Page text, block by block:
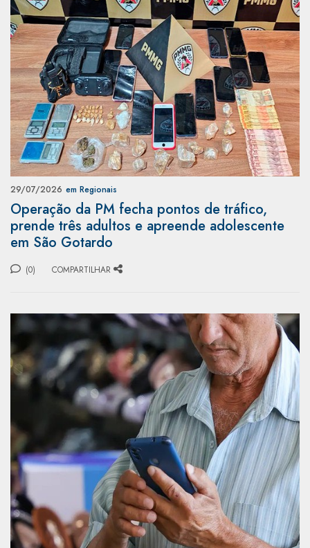
29/07/2026 em Regionais
Operação da PM fecha pontos de tráfico,
prende três adultos e apreende adolescente
em São Gotardo
(0) COMPARTILHAR